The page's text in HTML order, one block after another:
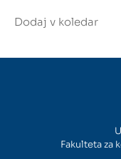
Dodaj v koledar
Fakulteta